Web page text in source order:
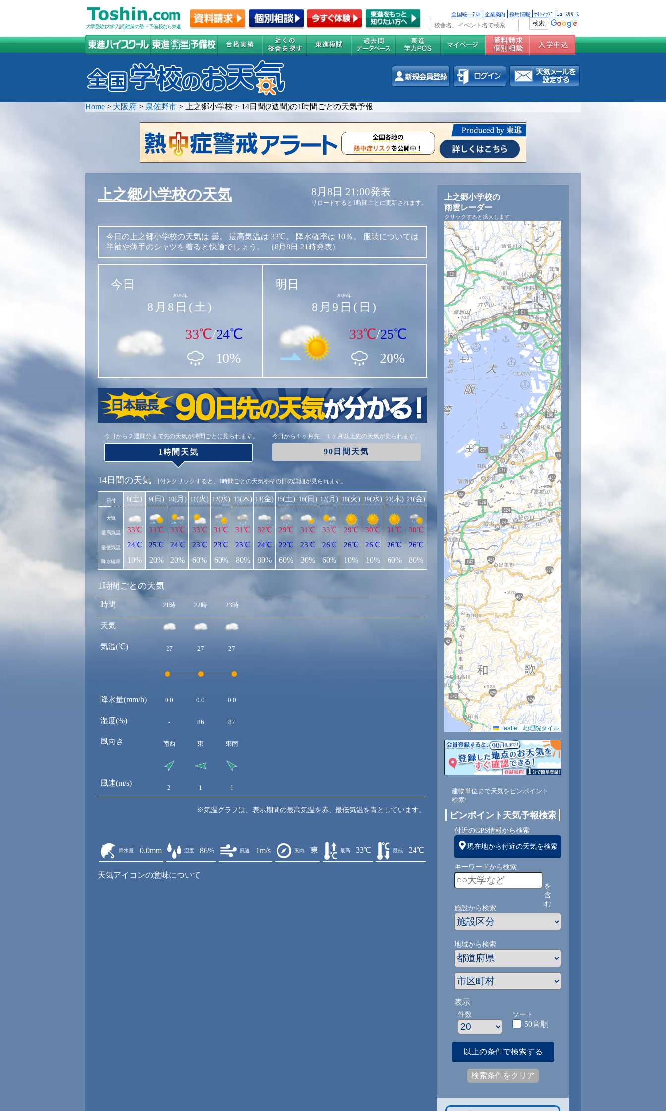
大学受験(大学入試)対策の塾・予備校なら東進
全国統一ﾃｽﾄ 企業案内 採用情報 ｻｲﾄﾏｯﾌﾟ ﾆｭｰｽﾘﾘｰｽ
Home > 大阪府 > 泉佐野市 > 上之郷小学校 > 14日間(2週間)の1時間ごとの天気予報
上之郷小学校の天気 8月8日 21:00発表
リロードすると1時間ごとに更新されます。
今日の上之郷小学校の天気は 曇。 最高気温は 33℃。 降水確率は 10％。
服装については
半袖や薄手のシャツを着ると快適でしょう。
（8月8日 21時発表）
今日
2026年
8月8日(土)
33℃/24℃
10%
明日
2026年
8月9日(日)
33℃/25℃
20%
今日から２週間分まで先の天気が時間ごとに見られます。
1時間天気
今日から１ヶ月先、１ヶ月以上先の天気が見られます。
90日間天気
14日間の天気 日付をクリックすると、1時間ごとの天気やその日の詳細が見られます。
日付
天気
最高気温
最低気温
降水確率
8(土)
33℃
24℃
10%
9(日)
33℃
25℃
20%
10(月)
33℃
24℃
20%
11(火)
33℃
23℃
60%
12(水)
31℃
23℃
60%
13(木)
31℃
23℃
80%
14(金)
32℃
24℃
80%
15(土)
29℃
22℃
60%
16(日)
31℃
23℃
30%
17(月)
33℃
26℃
60%
18(火)
29℃
26℃
10%
19(水)
30℃
26℃
10%
20(木)
31℃
26℃
60%
21(金)
30℃
26℃
80%
1時間ごとの天気
時間
天気
気温(℃)
降水量(mm/h)
湿度(%)
風向き
風速(m/s)
21時 22時 23時
27 27 27
0.0 0.0 0.0
- 86 87
南西 東 東南
2 1 1
※気温グラフは、表示期間の最高気温を赤、最低気温を青としています。
降水量 0.0mm 湿度 86% 風速 1m/s 風向 東 最高 33℃ 最低 24℃
天気アイコンの意味について
上之郷小学校の
雨雲レーダー
クリックすると拡大します
Leaflet | 地理院タイル
建物単位まで天気をピンポイント
検索!
ピンポイント天気予報検索
付近のGPS情報から検索
現在地から付近の天気を検索
キーワードから検索
を
含
む
施設から検索
地域から検索
表示
件数 ソート
50音順
以上の条件で検索する
検索条件をクリア